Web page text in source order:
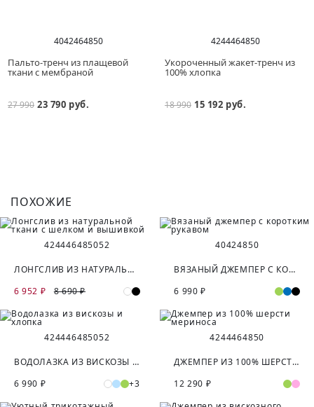
4042464850
Пальто-тренч из плащевой
ткани с мембраной
27 990 23 790 руб.
4244464850
Укороченный жакет-тренч из
100% хлопка
18 990 15 192 руб.
ПОХОЖИЕ
424446485052
ЛОНГСЛИВ ИЗ НАТУРАЛЬНОЙ ТКАНИ С ШЕЛКОМ И ВЫШИВКОЙ
6 952 ₽
8 690 ₽
40424850
ВЯЗАНЫЙ ДЖЕМПЕР С КОРОТКИМ РУКАВОМ
6 990 ₽
424446485052
ВОДОЛАЗКА ИЗ ВИСКОЗЫ И ХЛОПКА
6 990 ₽
+3
4244464850
ДЖЕМПЕР ИЗ 100% ШЕРСТИ МЕРИНОСА
12 290 ₽